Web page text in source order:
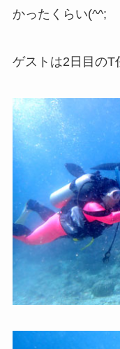
かったくらい(^^;
ゲストは2日目のT